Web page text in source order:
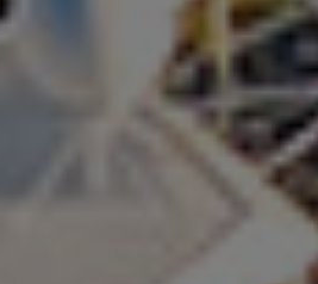
Cruise Hakkında